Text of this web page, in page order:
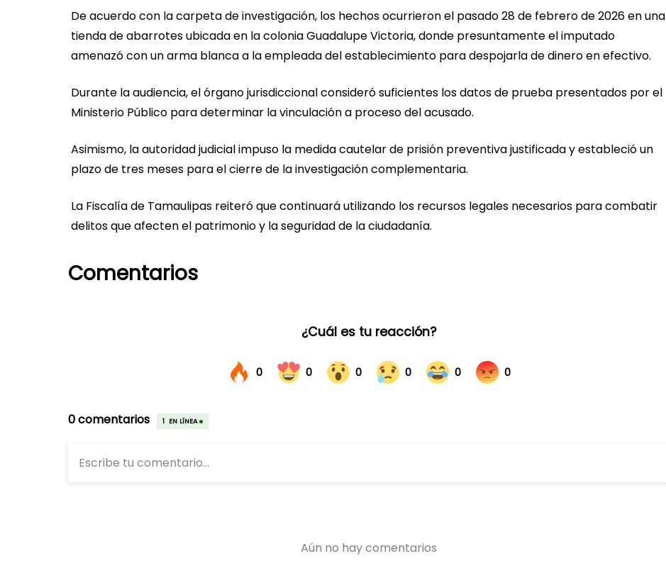
De acuerdo con la carpeta de investigación, los hechos ocurrieron el pasado 28 de febrero de 2026 en una
tienda de abarrotes ubicada en la colonia Guadalupe Victoria, donde presuntamente el imputado
amenazó con un arma blanca a la empleada del establecimiento para despojarla de dinero en efectivo.
Durante la audiencia, el órgano jurisdiccional consideró suficientes los datos de prueba presentados por el
Ministerio Público para determinar la vinculación a proceso del acusado.
Asimismo, la autoridad judicial impuso la medida cautelar de prisión preventiva justificada y estableció un
plazo de tres meses para el cierre de la investigación complementaria.
La Fiscalía de Tamaulipas reiteró que continuará utilizando los recursos legales necesarios para combatir
delitos que afecten el patrimonio y la seguridad de la ciudadanía.
Comentarios